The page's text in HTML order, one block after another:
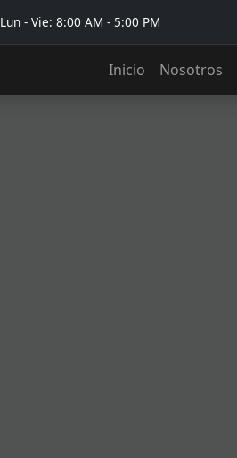
Lun - Vie: 8:00 AM - 5:00 PM
Inicio Nosotros